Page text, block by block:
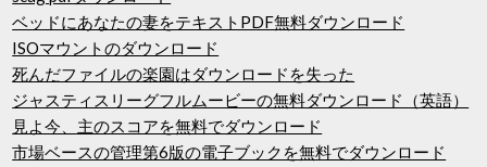
ベッドにあなたの妻をテキストPDF無料ダウンロード
ISOマウントのダウンロード
死んだファイルの楽園はダウンロードを失った
ジャスティスリーグフルムービーの無料ダウンロード（英語）
見よ今、主のスコアを無料でダウンロード
市場ベースの管理第6版の電子ブックを無料でダウンロード